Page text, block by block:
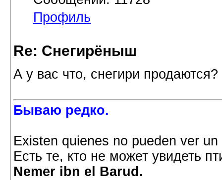
Профиль
Re: Снегирёныш
А у вас что, снегири
Бываю редко.
Existen quienes no pueden ver
Есть те, кто не может увидеть
Nemer ibn el Barud.